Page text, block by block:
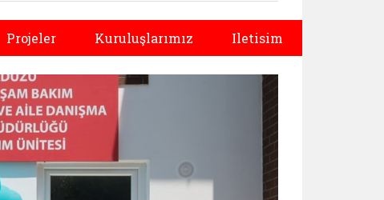
Projeler Kuruluşlarımız Iletisim
Sonraki